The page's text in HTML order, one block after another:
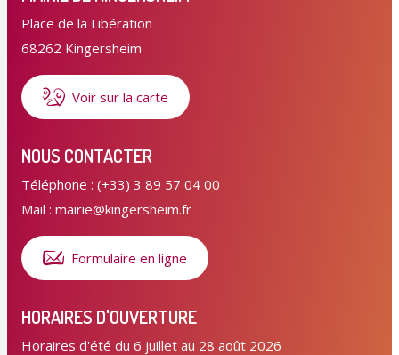
Place de la Libération
68262 Kingersheim
Voir sur la carte
NOUS CONTACTER
Téléphone : (+33) 3 89 57 04 00
Mail : mairie@kingersheim.fr
Formulaire en ligne
HORAIRES D'OUVERTURE
Horaires d'été du 6 juillet au 28 août 2026